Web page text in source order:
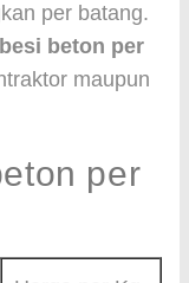
per batang.
beton per
maupun
per